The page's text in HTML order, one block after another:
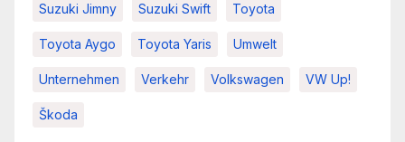
Suzuki Jimny Suzuki Swift Toyota
Toyota Aygo Toyota Yaris Umwelt
Unternehmen Verkehr Volkswagen VW Up!
Škoda